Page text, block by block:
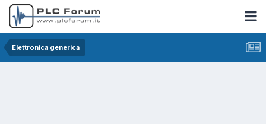
Elettronica generica